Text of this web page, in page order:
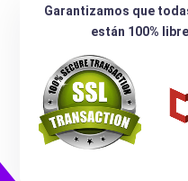
Garantizamos que
están 100%